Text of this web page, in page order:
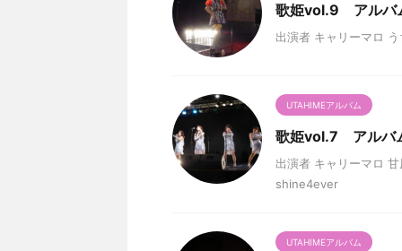
歌姫vol.9 アルバ
出演者 キャリーマロ
UTAHIMEアルバム
歌姫vol.7 アルバ
出演者 キャリーマロ
shine4ever
UTAHIMEアルバム